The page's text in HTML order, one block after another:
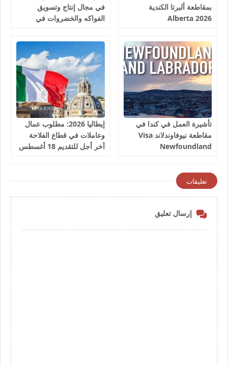
بمقاطعة ألبرتا الكندية
Alberta 2026
في مجال إنتاج وتسويق
الفواكه والخضروات في
تأشيرة العمل في كندا في
مقاطعة نيوفاوندلاند Visa
Newfoundland
إيطاليا 2026: مطلوب عمال
وعاملات في قطاع الفلاحة
آخر أجل للتقديم 18 أغسطس
تعليقات
إرسال تعليق